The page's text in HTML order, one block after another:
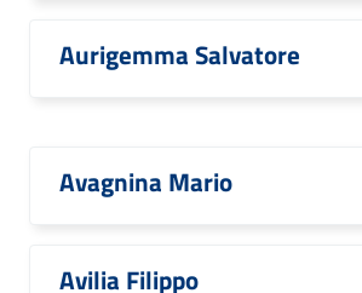
Aurigemma Salvatore
Avagnina Mario
Avilia Filippo